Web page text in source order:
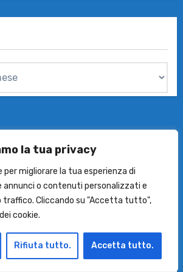
la tua privacy
per migliorare la tua esperienza di
annunci o contenuti personalizzati e
traffico. Cliccando su "Accetta tutto",
cookie.
Rifiuta tutto. Accetta tutto.
Mese
Lavatrici di Classe A
Lavatrici Silenziose
Lavatrici-8-9 Kg